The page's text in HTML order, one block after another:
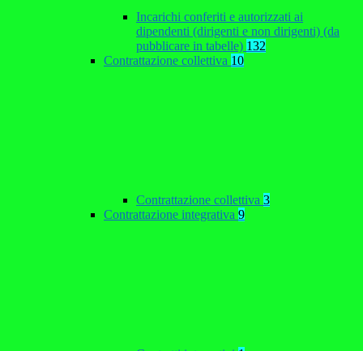
Incarichi conferiti e autorizzati ai
dipendenti (dirigenti e non dirigenti) (da
pubblicare in tabelle) 132
Contrattazione collettiva 10
Contrattazione collettiva 3
Contrattazione integrativa 9